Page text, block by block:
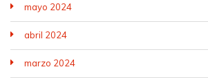
mayo 2024
abril 2024
marzo 2024